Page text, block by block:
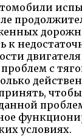
к
с
условиях.